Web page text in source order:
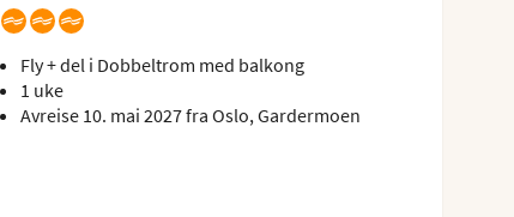
Fly + del i Dobbeltrom med balkong
1 uke
Avreise 10. mai 2027 fra Oslo, Gardermoen